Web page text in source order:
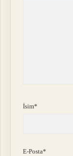
İsim*
E-Posta*